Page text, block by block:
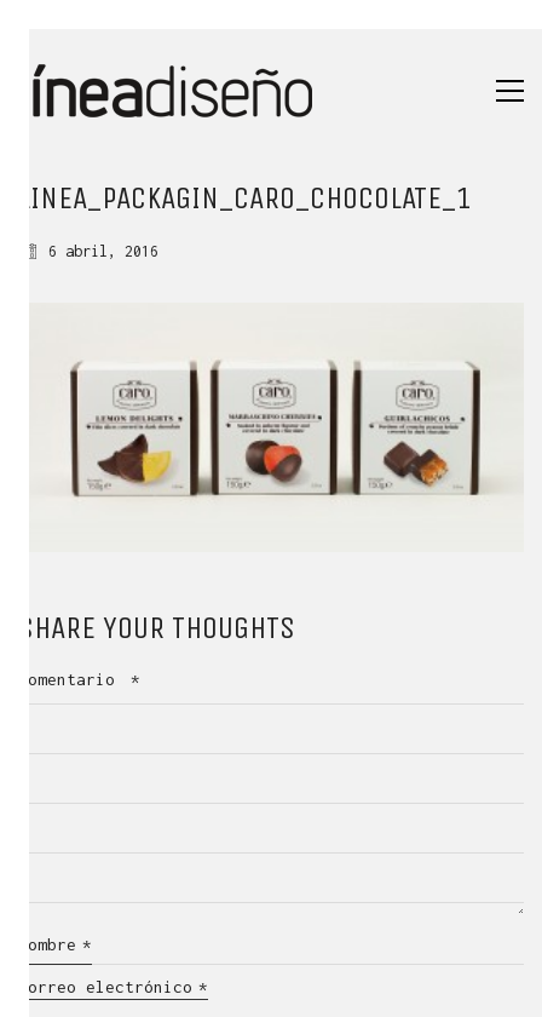
LINEA_PACKAGIN_CARO_CHOCOLATE_1
6 abril, 2016
SHARE YOUR THOUGHTS
Comentario *
Nombre *
Correo electrónico *